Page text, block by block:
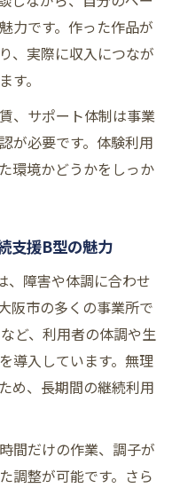
所一覧で注目すべき
就労継続支援B型の魅
られる地域独自のサ
力です。作った作品が
、実際に収入につなが
す。
、サポート体制は事業
が必要です。体験利用
環境かどうかをしっか
支援B型の魅力
、障害や体調に合わせ
阪市の多くの事業所で
ど、利用者の体調や生
導入しています。無理
め、長期間の継続利用
間だけの作業、調子が
調整が可能です。さら